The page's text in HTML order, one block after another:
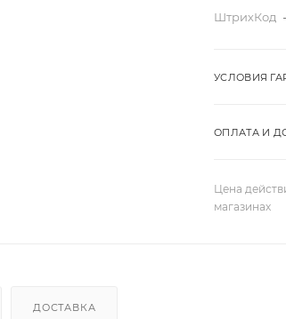
ШтрихКод
УСЛОВИЯ
ОПЛАТА И
Цена
магазинах
ДОСТАВКА